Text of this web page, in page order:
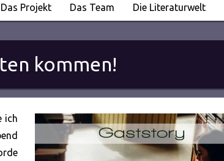
Das Projekt Das Team Die Literaturwelt
kommen!
ich